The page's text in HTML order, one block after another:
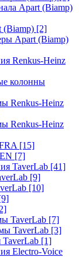
Apart (Biamp)
(Biamp) [2]
Apart (Biamp)
Renkus-Heinz
колонны
Renkus-Heinz
Renkus-Heinz
[15]
[7]
TaverLab [41]
[9]
[10]
TaverLab [7]
TaverLab [3]
[1]
Electro-Voice